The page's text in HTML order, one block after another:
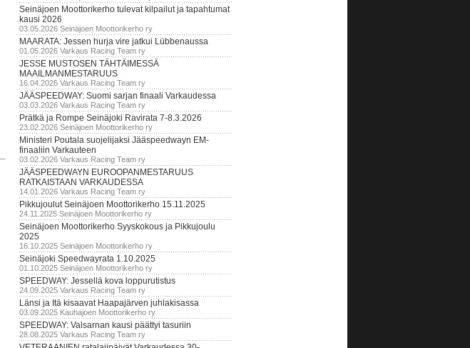
Seinäjoen Moottorikerho tulevat kilpailut ja tapahtumat
kausi 2026
03.05.2026 Seinäjoen Moottorikerho ry
MAARATA: Jessen hurja vire jatkui Lübbenaussa
01.05.2026 Varkaus Racing Team ry
JESSE MUSTOSEN TÄHTÄIMESSÄ
MAAILMANMESTARUUS
16.04.2026 Varkaus Racing Team ry
JÄÄSPEEDWAY: Suomi sarjan finaali Varkaudessa
03.03.2026 Varkaus Racing Team ry
Prätkä ja Rompe Seinäjoki Ravirata 7-8.3.2026
23.02.2026 Seinäjoen Moottorikerho ry
Ministeri Poutala suojelijaksi Jääspeedwayn EM-
finaaliin Varkauteen
03.02.2026 Varkaus Racing Team ry
JÄÄSPEEDWAYN EUROOPANMESTARUUS
RATKAISTAAN VARKAUDESSA
14.01.2026 Varkaus Racing Team ry
Pikkujoulut Seinäjoen Moottorikerho 15.11.2025
24.11.2025 Seinäjoen Moottorikerho ry
Seinäjoen Moottorikerho Syyskokous ja Pikkujoulu
2025
16.10.2025 Seinäjoen Moottorikerho ry
Seinäjoki Speedwayrata 1.10.2025
01.10.2025 Seinäjoen Moottorikerho ry
SPEEDWAY: Jessellä kova loppurutistus
24.09.2025 Varkaus Racing Team ry
Länsi ja Itä kisaavat Haapajärven juhlakisassa
03.09.2025 Kauhajoen Moottorikerho ry
SPEEDWAY: Valsarnan kausi päättyi tasuriin
28.08.2025 Varkaus Racing Team ry